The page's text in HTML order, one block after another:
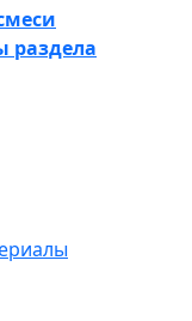
раздела